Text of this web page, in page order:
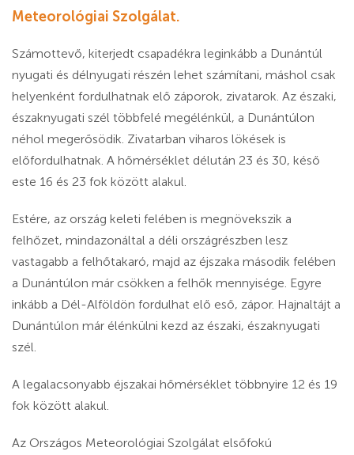
Meteorológiai Szolgálat.
Számottevő, kiterjedt csapadékra leginkább a Dunántúl
nyugati és délnyugati részén lehet számítani, máshol csak
helyenként fordulhatnak elő záporok, zivatarok. Az északi,
északnyugati szél többfelé megélénkül, a Dunántúlon
néhol megerősödik. Zivatarban viharos lökések is
előfordulhatnak. A hőmérséklet délután 23 és 30, késő
este 16 és 23 fok között alakul.
Estére, az ország keleti felében is megnövekszik a
felhőzet, mindazonáltal a déli országrészben lesz
vastagabb a felhőtakaró, majd az éjszaka második felében
a Dunántúlon már csökken a felhők mennyisége. Egyre
inkább a Dél-Alföldön fordulhat elő eső, zápor. Hajnaltájt a
Dunántúlon már élénkülni kezd az északi, északnyugati
szél.
A legalacsonyabb éjszakai hőmérséklet többnyire 12 és 19
fok között alakul.
Az Országos Meteorológiai Szolgálat elsőfokú